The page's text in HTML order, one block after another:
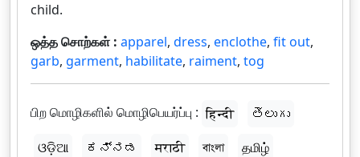
child.
ஒத்த சொற்கள் : apparel, dress, enclothe, fit out,
garb, garment, habilitate, raiment, tog
பிற மொழிகளில் மொழிபெயர்ப்பு : हिन्दी
తెలుగు
ଓଡ଼ିଆ
ಕನ್ನಡ मराठी বাংলা
தமிழ்